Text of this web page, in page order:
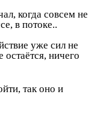
когда совсем не
в потоке..
уже сил не
остаётся, ничего
так оно и